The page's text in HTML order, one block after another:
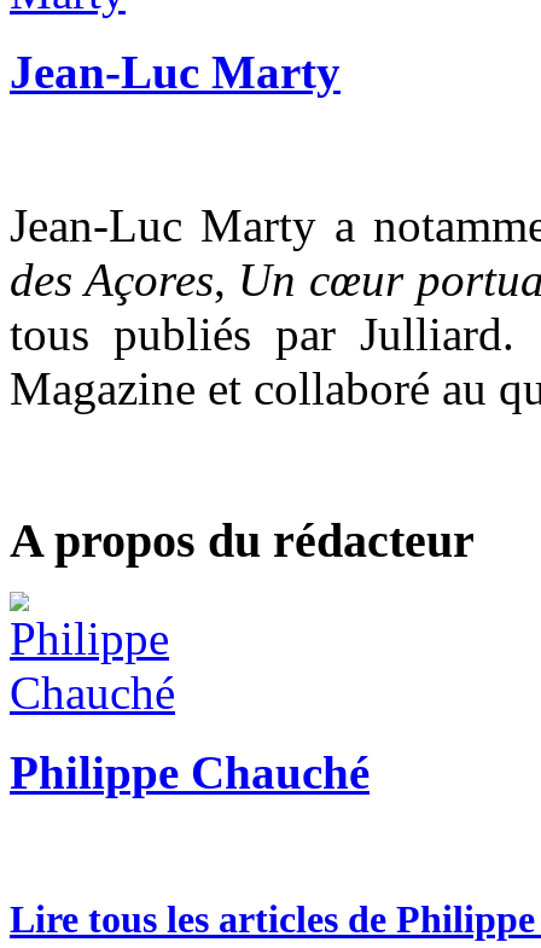
Jean-Luc Marty
Jean-Luc Marty a
des Açores, Un cœur
tous publiés par
Magazine et collaboré au
A propos du rédacteur
Philippe Chauché
Lire tous les articles de